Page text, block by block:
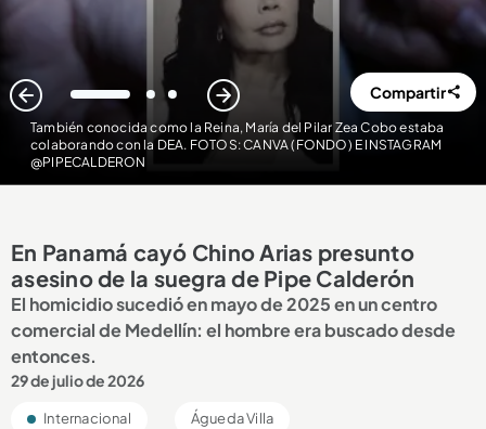
También conocida como la Reina, María del Pilar Zea Cobo estaba
colaborando con la DEA. FOTOS: CANVA (FONDO) E INSTAGRAM
@PIPECALDERON
1 2 3 Compartir
En Panamá cayó Chino Arias presunto
asesino de la suegra de Pipe Calderón
El homicidio sucedió en mayo de 2025 en un centro
comercial de Medellín: el hombre era buscado desde
entonces.
29 de julio de 2026
Internacional Águeda Villa